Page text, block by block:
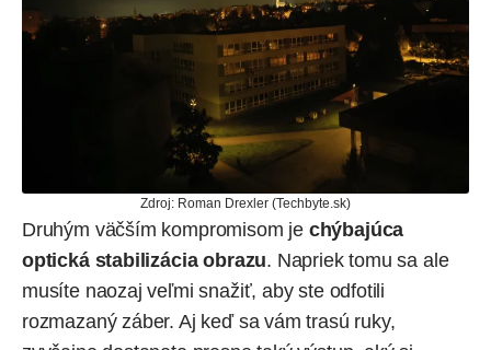
Zdroj: Roman Drexler (Techbyte.sk)
Druhým väčším kompromisom jechýbajúca
optická stabilizácia obrazu. Napriek tomu sa ale
musíte naozaj veľmi snažiť, aby ste odfotili
rozmazaný záber. Aj keď sa vám trasú ruky,